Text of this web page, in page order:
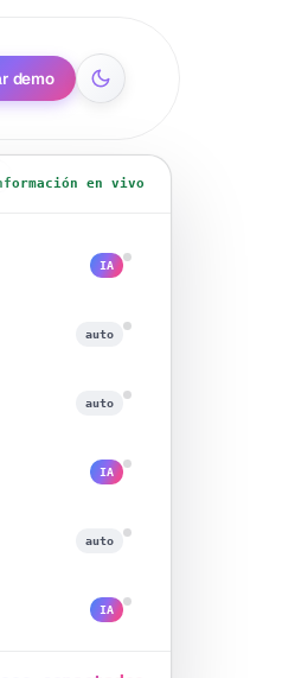
demo
en vivo
IA
auto
auto
IA
auto
IA